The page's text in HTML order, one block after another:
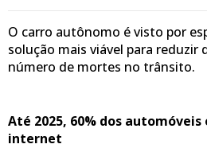
O carro autônomo é visto por
solução mais viável para reduzir
número de mortes no trânsito.
Até 2025, 60% dos
internet